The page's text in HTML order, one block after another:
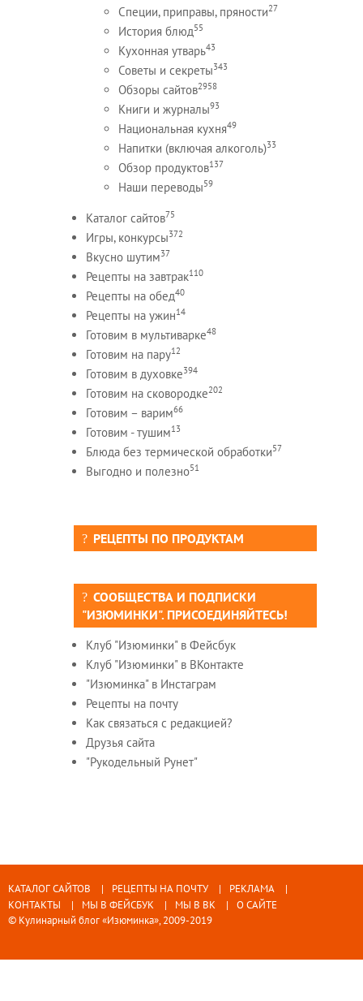
Специи, приправы, пряности27
История блюд55
Кухонная утварь43
Советы и секреты343
Обзоры сайтов2958
Книги и журналы93
Национальная кухня49
Напитки (включая алкоголь)33
Обзор продуктов137
Наши переводы59
Каталог сайтов75
Игры, конкурсы372
Вкусно шутим37
Рецепты на завтрак110
Рецепты на обед40
Рецепты на ужин14
Готовим в мультиварке48
Готовим на пару12
Готовим в духовке394
Готовим на сковородке202
Готовим – варим66
Готовим - тушим13
Блюда без термической обработки57
Выгодно и полезно51
РЕЦЕПТЫ ПО ПРОДУКТАМ
СООБЩЕСТВА И ПОДПИСКИ
"ИЗЮМИНКИ". ПРИСОЕДИНЯЙТЕСЬ!
Клуб "Изюминки" в Фейсбук
Клуб "Изюминки" в ВКонтакте
"Изюминка" в Инстаграм
Рецепты на почту
Как связаться с редакцией?
Друзья сайта
"Рукодельный Рунет"
КАТАЛОГ САЙТОВ РЕЦЕПТЫ НА ПОЧТУ
РЕКЛАМА
КОНТАКТЫ
МЫ В ФЕЙСБУК МЫ В ВК
О САЙТЕ
© Кулинарный блог «Изюминка», 2009-2019